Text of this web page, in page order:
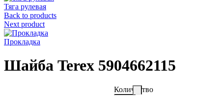
Тяга рулевая
Back to products
Next product
Прокладка
Шайба Terex 5904662115
Количество